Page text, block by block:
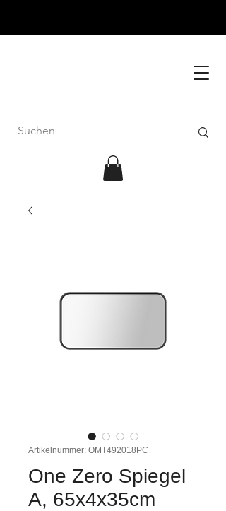
Artikelnummer: OMT492018PC
One Zero Spiegel
A, 65x4x35cm